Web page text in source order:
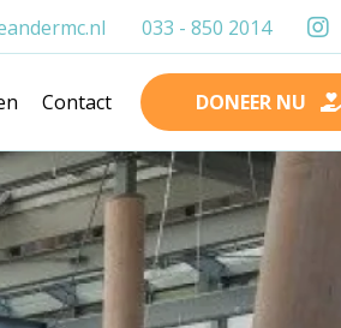
Contact
033 - 850 2014
DONEER NU